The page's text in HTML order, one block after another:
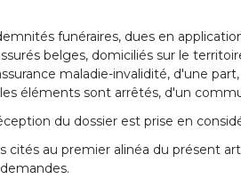
funéraires, dues en
belges, domiciliés sur le
maladie-invalidité, d'une
éléments sont arrêtés, d'un
du dossier est prise en
cités au premier alinéa du présent